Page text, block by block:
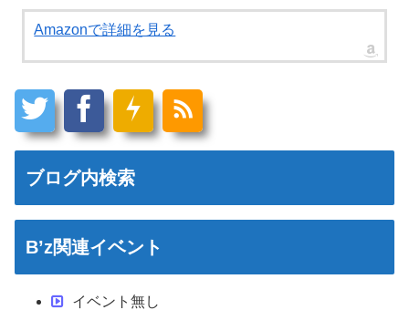
Amazonで詳細を見る
ブログ内検索
B’z関連イベント
イベント無し